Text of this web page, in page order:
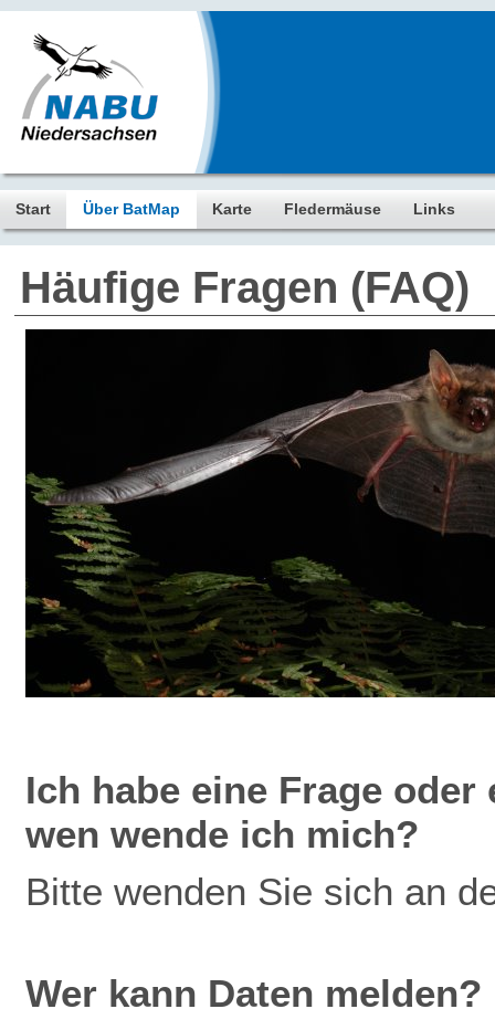
Start Über BatMap Karte Fledermäuse Links
Häufige Fragen (FAQ)
Ich habe eine Frage
wen wende ich mich?
Bitte wenden Sie sich an
Wer kann Daten melden?